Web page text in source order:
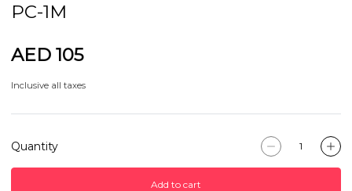
PC-1M
AED 105
Inclusive all taxes
Quantity
Add to cart